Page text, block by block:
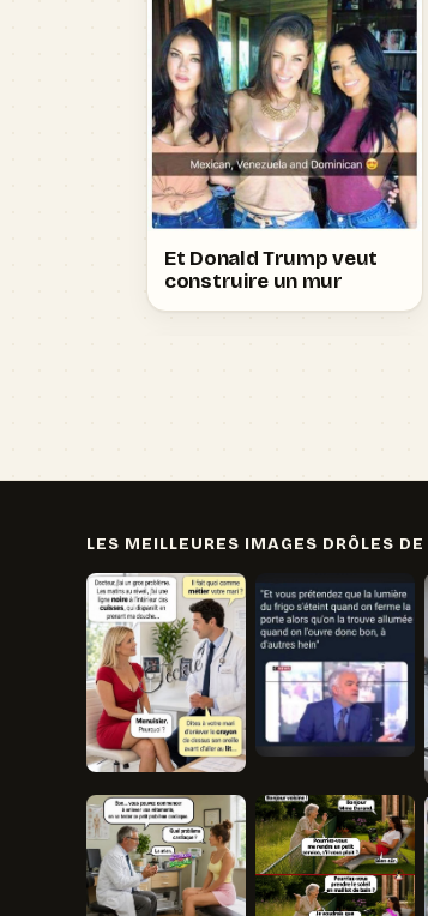
Et Donald Trump veut
construire un mur
LES MEILLEURES IMAGES DRÔLES